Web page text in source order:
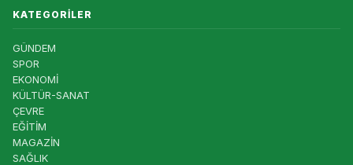
KATEGORILER
GÜNDEM
SPOR
EKONOMİ
KÜLTÜR-SANAT
ÇEVRE
EĞİTİM
MAGAZİN
SAĞLIK